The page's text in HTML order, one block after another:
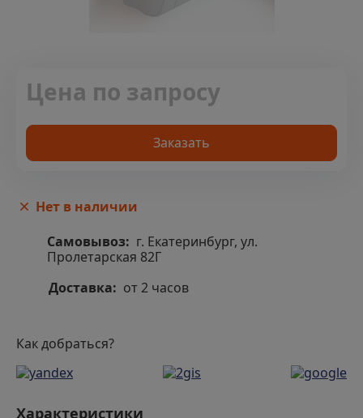
Цена по запросу
Заказать
Нет в наличии
Самовывоз: г. Екатеринбург, ул.
Пролетарская 82Г
Доставка: от 2 часов
Как добраться?
Характеристики